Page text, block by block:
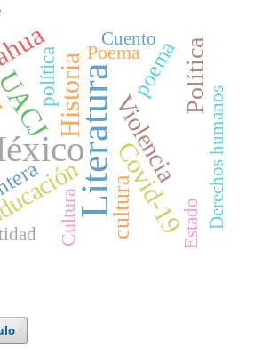
Literatura
Historia
Covid-19
Violencia
Política
cultura
poema
política
Cultura
Poema
Derechos humanos
Cuento
Estado